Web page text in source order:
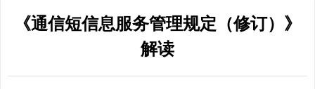
《通信短信息服务管理规定（修订）》
解读